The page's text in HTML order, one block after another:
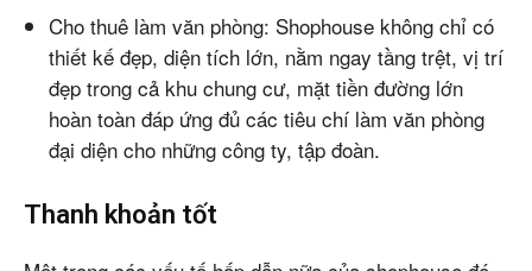
Cho thuê làm văn phòng: Shophouse không chỉ có
thiết kế đẹp, diện tích lớn, nằm ngay tầng trệt, vị trí
đẹp trong cả khu chung cư, mặt tiền đường lớn
hoàn toàn đáp ứng đủ các tiêu chí làm văn phòng
đại diện cho những công ty, tập đoàn.
Thanh khoản tốt